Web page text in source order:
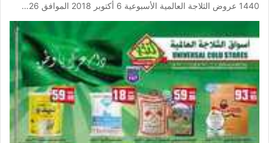
1440 عروض الثلاجة العالمية الأسبوعية 6 أكتوبر 2018 الموافق 26…